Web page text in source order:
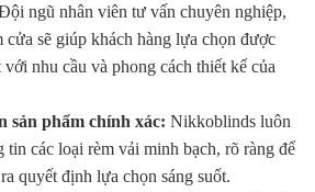
ngũ nhân viên tư vấn chuyên nghiệp,
cửa sẽ giúp khách hàng lựa chọn được
nhu cầu và phong cách thiết kế của
sản phẩm chính xác: Nikkoblinds luôn
tin các loại rèm vải minh bạch, rõ ràng để
quyết định lựa chọn sáng suốt.